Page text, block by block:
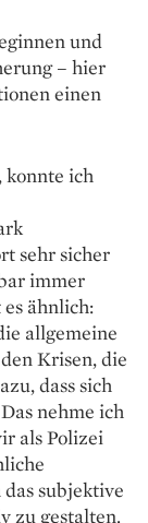
und
– hier
einen
konnte ich
sehr sicher
immer
ähnlich:
allgemeine
Krisen, die
dass sich
nehme ich
als Polizei
subjektive
zu gestalten.